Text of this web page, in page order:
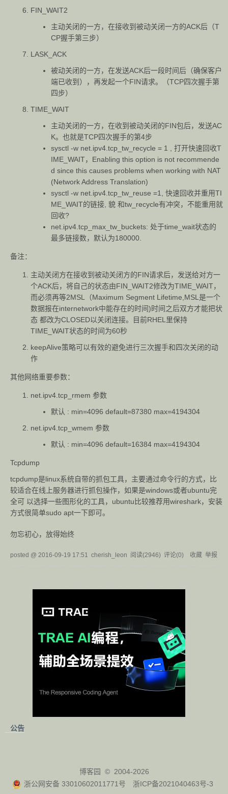
FIN_WAIT2
主动关闭的一方，在接收到被动关闭一方的ACK后（T
CP握手第三步）
LASK_ACK
被动关闭的一方，在发送ACK后一段时间后（确保客户
端已收到），再发起一个FIN请求。（TCP四次握手第
四步）
TIME_WAIT
主动关闭的一方，在收到被动关闭的FIN包后，发送AC
K。也就是TCP四次握手的第4步
sysctl -w net.ipv4.tcp_tw_recycle = 1
, 打开快速回收T
IME_WAIT，Enabling this option is not recommende
d since this causes problems when working with NAT
(Network Address Translation)
sysctl -w net.ipv4.tcp_tw_reuse =1
, 快速回收并重用TI
ME_WAIT的链接, 貌 和tw_recycle有冲突，不能重用就
回收?
net.ipv4.tcp_max_tw_buckets: 处于time_wait状态的
最多链接数，默认为180000.
备注：
主动关闭方在接收到被动关闭方的FIN请求后，发送给对方一
个ACK后，将自己的状态由FIN_WAIT2修改为TIME_WAIT，
而必须再等2MSL（Maximum Segment Lifetime,MSL是一个
数据报在internetwork中能存在的时间)时间之后双方才能把状
态 都改为CLOSED以关闭连接。目前RHEL里保持
TIME_WAIT状态的时间为60秒
keepAlive策略可以有效的避免进行三次握手和四次关闭的动
作
其他网络重要参数：
net.ipv4.tcp_rmem 参数
默认 : min=4096 default=87380 max=4194304
net.ipv4.tcp_wmem 参数
默认 : min=4096 default=16384 max=4194304
Tcpdump
tcpdump是linux系统自带的抓包工具，主要通过命令行的方式，比
较适合在线上服务器进行抓包操作，如果是windows或者ubuntu完
全可 以选择一些图形化的工具，ubuntu比较推荐用wireshark，安装
方式很简单sudo apt一下即可。
勿忘初心，放得始终
posted @ 2016-09-19 17:51 cherish_leon 阅读(2946) 评论(0) 收藏 举报
公告
博客园
© 2004-2026
浙公网安备 33010602011771号
浙ICP备2021040463号-3